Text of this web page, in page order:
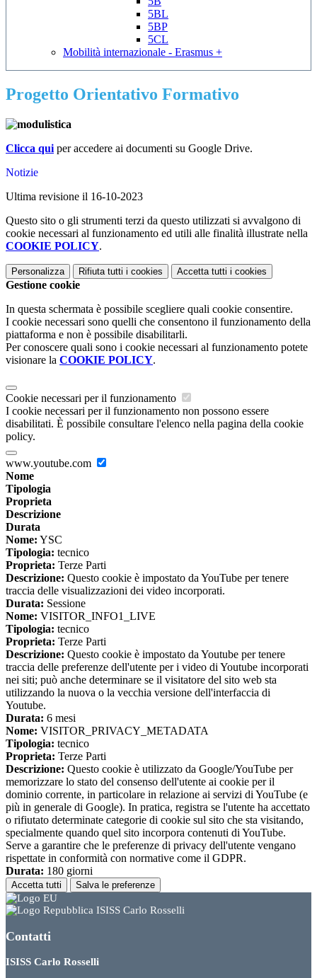
5BL
5BP
5CL
Mobilità internazionale - Erasmus +
Progetto Orientativo Formativo
Clicca qui per accedere ai documenti su Google Drive.
Notizie
Ultima revisione il 16-10-2023
Questo sito o gli strumenti terzi da questo utilizzati si avvalgono di
cookie necessari al funzionamento ed utili alle finalità illustrate nella
COOKIE POLICY.
Personalizza Rifiuta tutti i cookies Accetta tutti i cookies
Gestione cookie
In questa schermata è possibile scegliere quali cookie consentire.
I cookie necessari sono quelli che consentono il funzionamento della
piattaforma e non è possibile disabilitarli.
Per conoscere quali sono i cookie necessari al funzionamento potete
visionare la COOKIE POLICY.
Cookie necessari per il funzionamento
I cookie necessari per il funzionamento non possono essere
disabilitati. È possibile consultare l'elenco nella pagina della cookie
policy.
www.youtube.com
Nome
Tipologia
Proprieta
Descrizione
Durata
Nome: YSC
Tipologia: tecnico
Proprieta: Terze Parti
Descrizione: Questo cookie è impostato da YouTube per tenere
traccia delle visualizzazioni dei video incorporati.
Durata: Sessione
Nome: VISITOR_INFO1_LIVE
Tipologia: tecnico
Proprieta: Terze Parti
Descrizione: Questo cookie è impostato da Youtube per tenere
traccia delle preferenze dell'utente per i video di Youtube incorporati
nei siti; può anche determinare se il visitatore del sito web sta
utilizzando la nuova o la vecchia versione dell'interfaccia di
Youtube.
Durata: 6 mesi
Nome: VISITOR_PRIVACY_METADATA
Tipologia: tecnico
Proprieta: Terze Parti
Descrizione: Questo cookie è utilizzato da Google/YouTube per
memorizzare lo stato del consenso dell'utente ai cookie per il
dominio corrente, in particolare in relazione ai servizi di YouTube (e
più in generale di Google). In pratica, registra se l'utente ha accettato
o rifiutato determinate categorie di cookie sul sito che sta visitando,
specialmente quando quel sito incorpora contenuti di YouTube.
Serve a garantire che le preferenze di privacy dell'utente vengano
rispettate in conformità con normative come il GDPR.
Durata: 180 giorni
Accetta tutti Salva le preferenze
ISISS Carlo Rosselli
Contatti
ISISS Carlo Rosselli